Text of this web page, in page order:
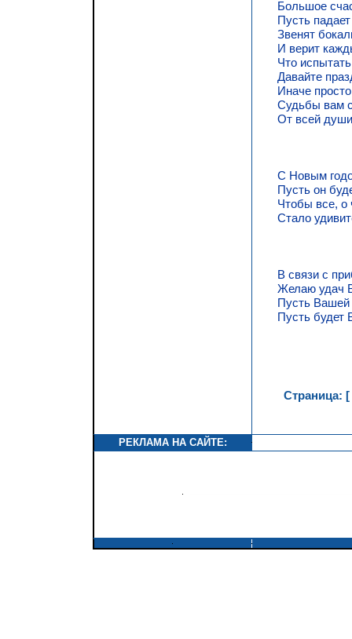
Большое
Пусть
Звенят
И верит
Что
Давайте
Иначе
Судьбы вам
От всей
С Hовым
Пусть он
Чтобы все, о
Стало
В связи с
Желаю удач
Пусть Вашей
Пусть будет
Страница: [
РЕКЛАМА НА САЙТЕ: